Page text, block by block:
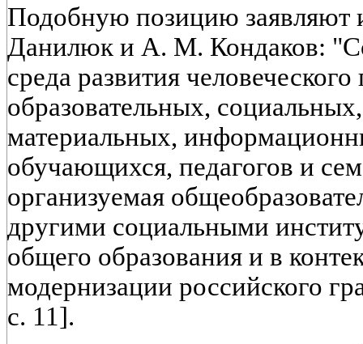
Подобную позицию
Данилюк и А. М. Кондаков:
среда развития
образовательных,
материальных,
обучающихся, педагогов и
организуемая
другими социальными
общего образования и в
модернизации российского
с. 11].